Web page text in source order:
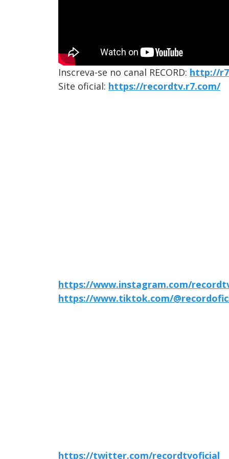
Inscreva-se no canal RECORD: http://
Site oficial: https://recordtv.r7.com/
https://www.instagram.com/
https://www.tiktok.com/
https://twitter.com/recordtvoficial